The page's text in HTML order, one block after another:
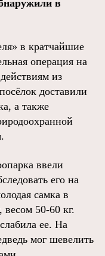
в
в кратчайшие
операция на
из
доставили
а также
ввели
его на
самка в
весом 50-60 кг.
ее. На
мог шевелить